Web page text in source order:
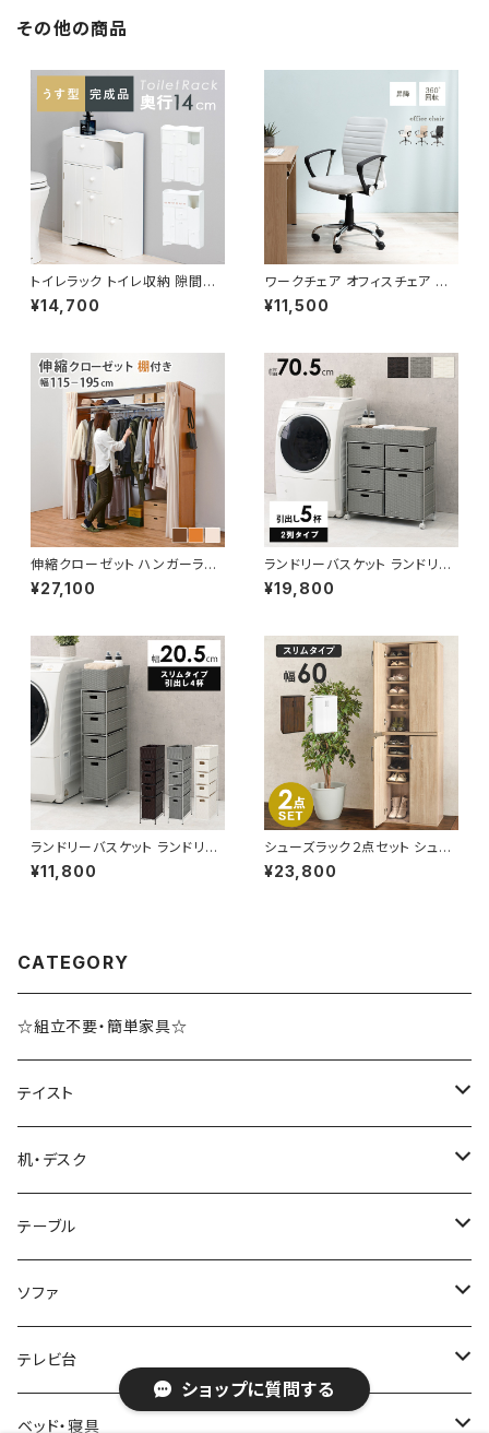
ショップに質問する
その他の商品
トイレラック トイレ収納 隙間収
納 トイレ用品 サニタリー収納 ト
イレットペーパー収納 幅45 奥
¥14,700
ワークチェア オフィスチェア イ
ス チェア 椅子 いす デザイナー
ズ
¥11,500
伸縮クローゼット ハンガーラッ
ク コートハンガー ワードローブ
フリーラック クローゼット 高さ1
¥27,100
ランドリーバスケット ランドリー
ワゴン 洗濯カゴ キャスター付 ラ
ンドリー収納 新生活 一人暮らし
¥19,800
ランドリーバスケット ランドリー
ワゴン 洗濯カゴ キャスター付 ラ
ンドリー収納 新生活 一人暮らし
¥11,800
シューズラック２点セット シュー
ズボックス 下駄箱 靴箱 玄関収
納 新生活 模様替え 幅60
¥23,800
CATEGORY
☆組立不要・簡単家具☆
テイスト
ブルックリンスタイル
ホテルライク風インテリア
韓国インテリア
和風/和モダン
ミッドセンチュリー
机・デスク
パソコンデスク・ワークデスク
学習机・勉強机
収納付きデスク
折りたたみデスク
テーブル
サイズ
幅100cm以下
幅101～120cm
ローテーブル・リビングテーブル
サイドテーブル・ナイトテーブル
ソファ
サイズ
幅90cm以下
1人掛けソファ
テレビ台
サイズ
ベッド・寝具